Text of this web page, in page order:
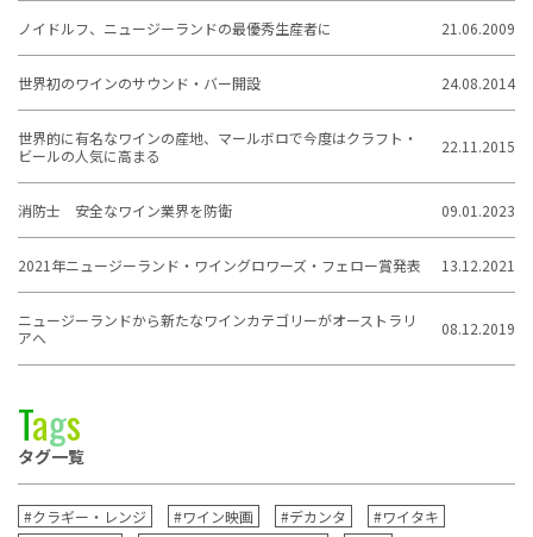
ノイドルフ、ニュージーランドの最優秀生産者に 21.06.2009
世界初のワインのサウンド・バー開設 24.08.2014
世界的に有名なワインの産地、マールボロで今度はクラフト・
ビールの人気に高まる
22.11.2015
消防士 安全なワイン業界を防衛 09.01.2023
2021年ニュージーランド・ワイングロワーズ・フェロー賞発表 13.12.2021
ニュージーランドから新たなワインカテゴリーがオーストラリ
アへ
08.12.2019
Tags
タグ一覧
#クラギー・レンジ #ワイン映画 #デカンタ
#ワイタキ